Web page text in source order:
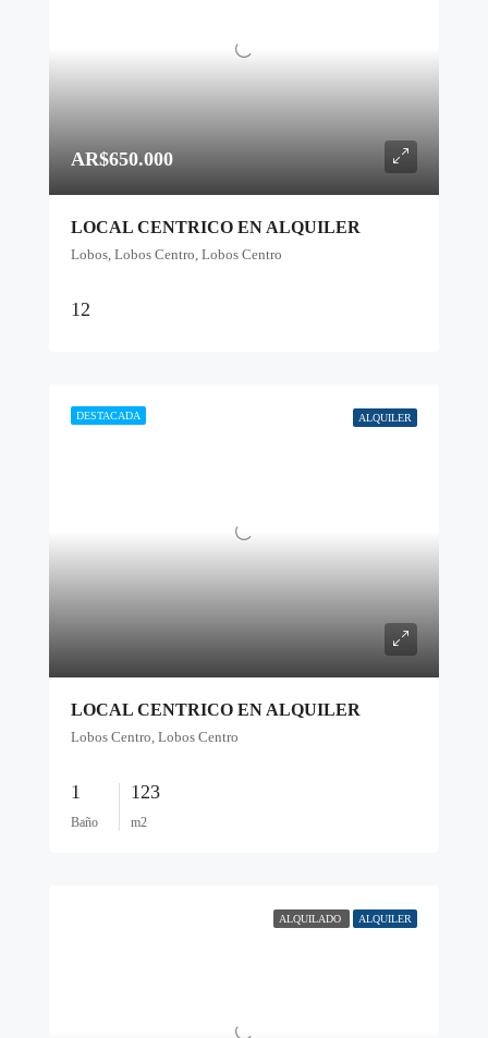
AR$650.000
LOCAL CENTRICO EN ALQUILER
Lobos, Lobos Centro, Lobos Centro
12
DESTACADA ALQUILER
LOCAL CENTRICO EN ALQUILER
Lobos Centro, Lobos Centro
1
Baño
123
m2
ALQUILADO ALQUILER